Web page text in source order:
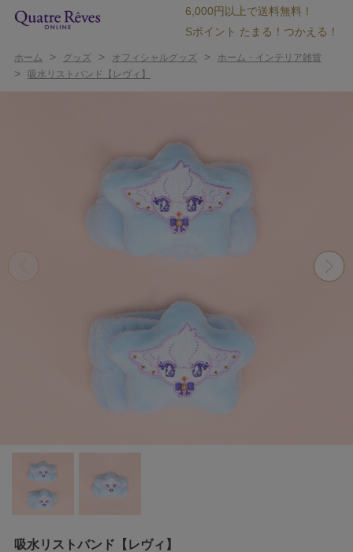
6,000円以上で送料無料！
Sポイント たまる！つかえる！
ホーム > グッズ > オフィシャルグッズ > ホーム・インテリア雑貨
> 吸水リストバンド【レヴィ】
吸水リストバンド【レヴィ】